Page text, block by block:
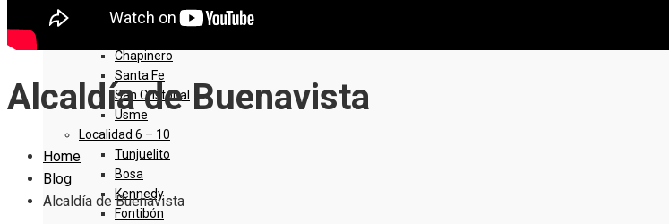
Localidad 1 – 5
Chapinero
Santa Fe
San Cristóbal
Usme
Localidad 6 – 10
Tunjuelito
Bosa
Kennedy
Fontibón
Alcaldía de Buenavista
Home
Blog
Alcaldía de Buenavista